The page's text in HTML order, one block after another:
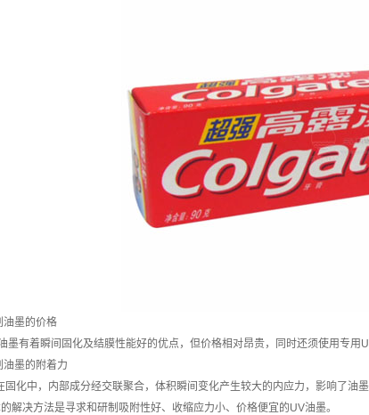
墨的价格
有着瞬间固化及结膜性能好的优点，但价格相对昂贵，同时还须使用专用
墨的附着力
化中，内部成分经交联聚合，体积瞬间变化产生较大的内应力，影响了油
解决方法是寻求和研制吸附性好、收缩应力小、价格便宜的UV油墨。